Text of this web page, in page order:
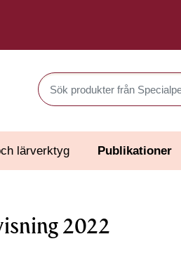
Sök produkter i Webbutiken
lärverktyg Publikationer
2022